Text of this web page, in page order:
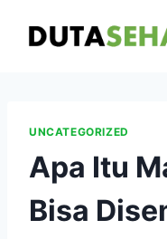
UNCATEGORIZED
Apa Itu
Bisa